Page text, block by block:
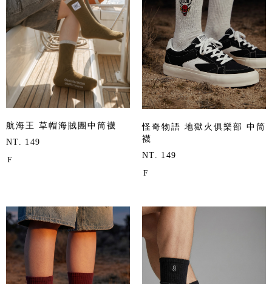
航海王 草帽海賊團中筒襪
NT. 149
F
怪奇物語 地獄火俱樂部 中筒
襪
NT. 149
F